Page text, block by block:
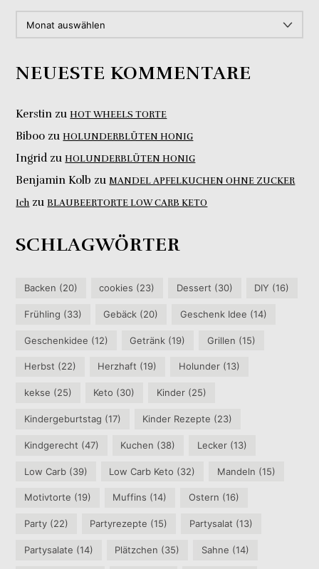
NEUESTE KOMMENTARE
Kerstin zuHOT WHEELS TORTE
Biboo zuHOLUNDERBLÜTEN HONIG
IngridzuHOLUNDERBLÜTEN HONIG
Benjamin Kolb zuMANDEL APFELKUCHEN OHNE ZUCKER
Ich zuBLAUBEERTORTE LOW CARB KETO
SCHLAGWÖRTER
Backen (20) cookies (23) Dessert (30) DIY (16)
Frühling (33) Gebäck (20) Geschenk Idee (14)
Geschenkidee (12) Getränk (19) Grillen (15)
Herbst (22) Herzhaft (19) Holunder(13)
kekse (25) Keto (30) Kinder(25)
Kindergeburtstag (17) Kinder Rezepte (23)
Kindgerecht (47) Kuchen (38) Lecker(13)
Low Carb (39) Low Carb Keto (32) Mandeln (15)
Motivtorte (19) Muffins (14) Ostern (16)
Party (22) Partyrezepte (15) Partysalat (13)
Partysalate (14) Plätzchen (35) Sahne (14)